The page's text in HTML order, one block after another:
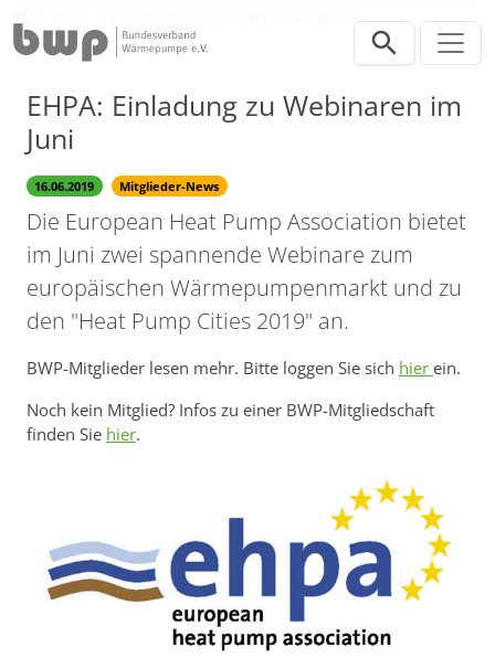
EHPA: Einladung zu Webinaren im Juni
EHPA: Einladung zu Webinaren im
Juni
16.06.2019 Mitglieder-News
Die European Heat Pump Association bietet
im Juni zwei spannende Webinare zum
europäischen Wärmepumpenmarkt und zu
den "Heat Pump Cities 2019" an.
BWP-Mitglieder lesen mehr. Bitte loggen Sie sich hier ein.
Noch kein Mitglied? Infos zu einer BWP-Mitgliedschaft
finden Sie hier.